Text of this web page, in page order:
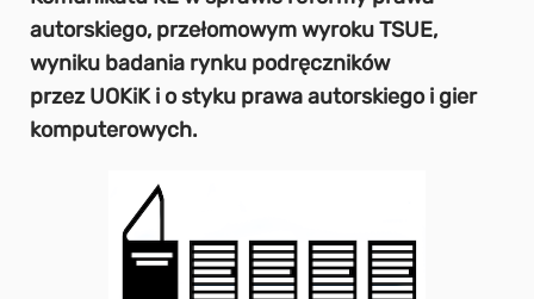
autorskiego, przełomowym wyroku TSUE,
wyniku badania rynku podręczników
przez UOKiK i o styku prawa autorskiego i gier
komputerowych.